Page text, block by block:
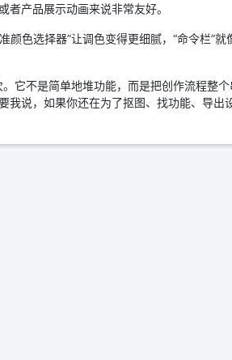
产品展示动画来说非常友好。
颜色选择器”让调色变得更细腻，“命令栏”就
它不是简单地堆功能，而是把创作流程整
我说，如果你还在为了抠图、找功能、导出